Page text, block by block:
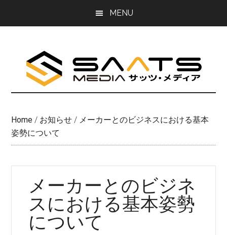
MENU
Home / お知らせ / メーカーとのビジネスにおける基本
姿勢について
メーカーとのビジネ
スにおける基本姿勢
について